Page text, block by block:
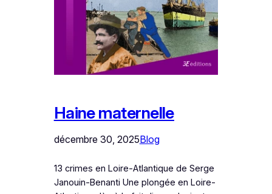
Haine maternelle
décembre 30, 2025Blog
13 crimes en Loire-Atlantique de Serge
Janouin-Benanti Une plongée en Loire-